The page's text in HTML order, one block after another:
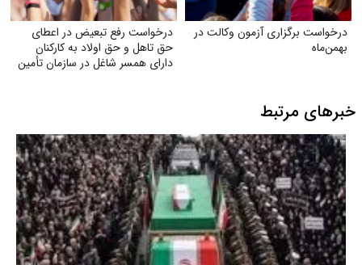
درخواست برگزاری آزمون وکالت در
بهمن‌ماه
درخواست رفع تبعیض در اعطای
حق تاهل و حق اولاد به کارکنان
دارای همسر شاغل در سازمان تأمین
خبرهای مرتبط